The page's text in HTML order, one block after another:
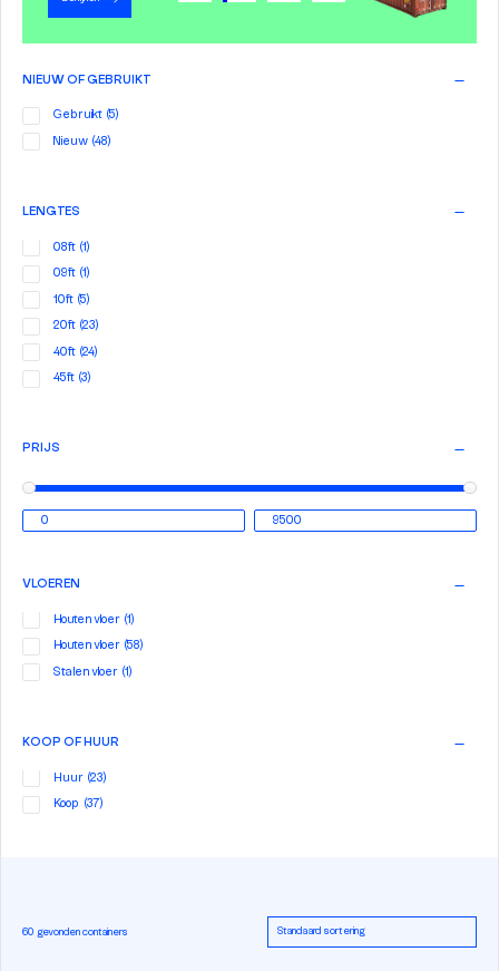
NIEUW OF GEBRUIKT
Gebruikt (5)
Nieuw (48)
LENGTES
08ft (1)
09ft (1)
10ft (5)
20ft (23)
40ft (24)
45ft (3)
PRIJS
VLOEREN
Houten vloer (1)
Houten vloer (58)
Stalen vloer (1)
KOOP OF HUUR
Huur (23)
Koop (37)
60 gevonden containers